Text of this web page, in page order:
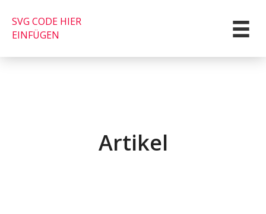
SVG CODE HIER
EINFÜGEN
Artikel